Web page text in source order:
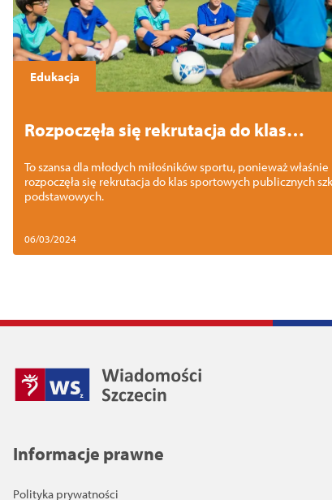
Edukacja
Rozpoczęła się rekrutacja do klas
To szansa dla młodych miłośników sportu, ponieważ właśnie
rozpoczęła się rekrutacja do klas sportowych publicznych
podstawowych.
06/03/2024
Informacje prawne
Polityka prywatności